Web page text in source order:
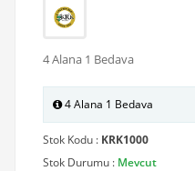
4 Alana 1 Bedava
4 Alana 1 Bedava
Stok Kodu : KRK1000
Stok Durumu : Mevcut